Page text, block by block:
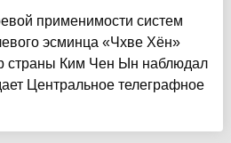
применимости систем
эсминца «Чхве Хён»
страны Ким Чен Ын наблюдал
Центральное телеграфное